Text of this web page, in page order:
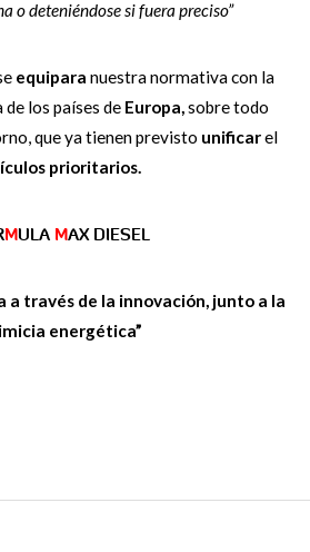
o deteniéndose si fuera preciso”
equipara nuestra normativa con la
los países de Europa,sobre todo
que ya tienen previsto unificarel
prioritarios.
MULA MAX DIESEL
a través de la innovación, junto a la
energética”